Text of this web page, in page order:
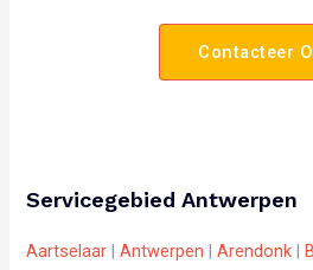
Contacteer
Servicegebied Antwerpen
Aartselaar |Antwerpen |Arendonk |